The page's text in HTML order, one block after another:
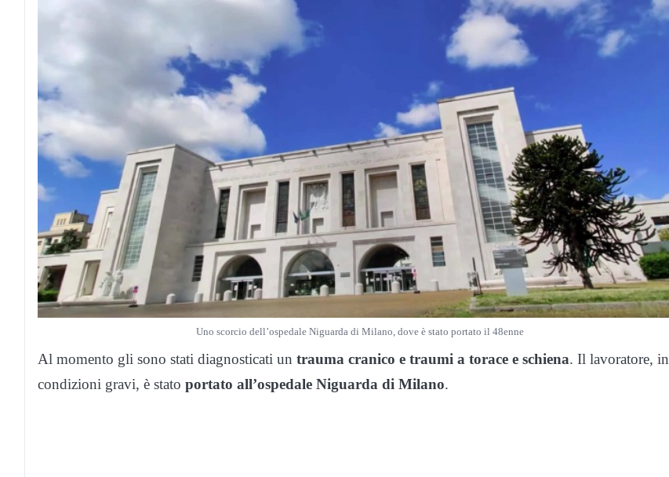
Uno scorcio dell’ospedale Niguarda di Milano, dove è stato portato il 48enne
Al momento gli sono stati diagnosticati un trauma cranico e traumi a torace e schiena. Il lavoratore, in
condizioni gravi, è stato portato all’ospedale Niguarda di Milano.